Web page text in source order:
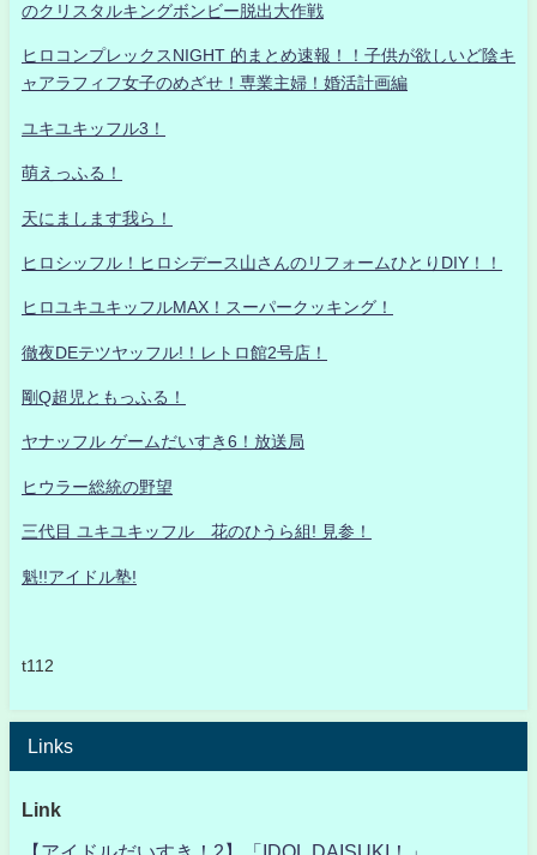
のクリスタルキングボンビー脱出大作戦
ヒロコンプレックスNIGHT 的まとめ速報！！子供が欲しいど陰キ
ャアラフィフ女子のめざせ！専業主婦！婚活計画編
ユキユキッフル3！
萌えっふる！
天にまします我ら！
ヒロシッフル！ヒロシデース山さんのリフォームひとりDIY！！
ヒロユキユキッフルMAX！スーパークッキング！
徹夜DEテツヤッフル!！レトロ館2号店！
剛Q超児ともっふる！
ヤナッフル ゲームだいすき6！放送局
ヒウラー総統の野望
三代目 ユキユキッフル 花のひうら組! 見参！
魁!!アイドル塾!
t112
Links
Link